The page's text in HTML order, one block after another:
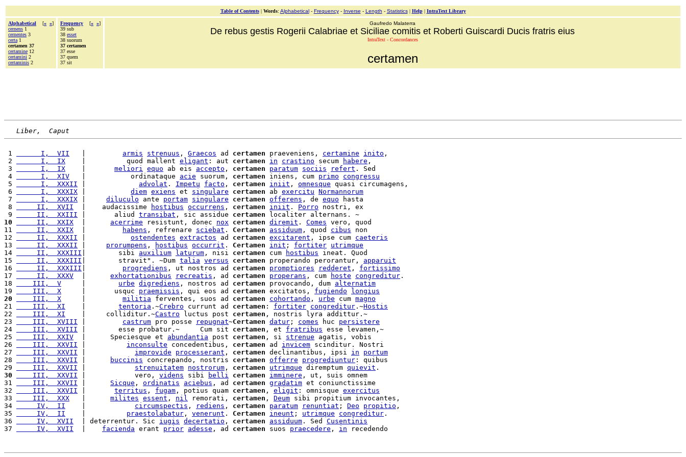
Table of Contents| Words: Alphabetical- Frequency- Inverse - Length - Statistics| Help| IntraText Library
Alphabetical [« »]
cernens 1
cernentes 3
certa 1
certamen 37
certamine 12
certamini 2
certaminis 2
Frequency [« »]
39 sub
38 esset
38 suorum
37 certamen
37 esse
37 quem
37 sit
Gaufredo Malaterra
De rebus gestis Rogerii Calabriae et Siciliae comitis et Roberti Guiscardi Ducis fratris eius
IntraText - Concordances
certamen
Liber,  Caput
1
      I,  VII
armis strenuus , Graecos ad certamen praeveniens, certamine inito ,
2
      I,  IX
    |          quod mallent
eligant : aut certamen in crastino secum habere ,
3
      I,  IX
meliori equo ab eis accepto , certamen paratum sociis refert . Sed
4
      I,  XIV
   |           ordinataque
acie suorum, certamen iniens, cum primo
congressu
5
      I,  XXXII
advolat . Impetu facto , certamen iniit , omnesque quasi circumagens,
6
      I,  XXXIX
diem exiens et singulare certamen ab exercitu Normannorum
7
      I,  XXXIX
diluculo ante portam singulare certamen offerens , de equo hasta
8
     II,  XVII
  |    audacissime
hostibus occurrens , certamen iniit . Porro nostri, ex
9
     II,  XXIII
|       aliud transibat , sic assidue certamen
10
     II,  XXIX
acerrime resistunt, donec nox certamen diremit . Comes vero, quod
11
     II,  XXIX
habens , refrenare sciebat . Certamen assiduum , quod cibus non
12
     II,  XXXII
ostendentes extractos ad certamen excitarent , ipse cum caeteris
13
     II,  XXXII
prorumpens , hostibus occurrit . Certamen init ; fortiter utrimque
14
     II,  XXXIII
|        sibi auxilium laturum , nisi certamen cum hostibus ineat. Quod
15
     II,  XXXIII
|        stravit". ~Dum talia versus certamen properando perorantur, apparuit
16
     II,  XXXIII
progrediens , ut nostros ad certamen promptiores redderet , fortissimo
17
     II,  XXXV
exhortationibus recreatis , ad certamen properans , cum hoste congreditur .
18
    III,  V
urbe digrediens , nostros ad certamen provocando, dum alternatim
19
    III,  X
     |       usquc
praemissis , qui eos ad certamen excitatos, fugiendo
longius
20
    III,  X
militia ferventes, suos ad certamen cohortando , urbe cum magno
21
    III,  XI
tentoria .~Crebro currunt ad certamen : fortiter congreditur .~Hostis
22
    III,  XI
    |     colliditur.~
Castro luctus post certamen , nostris lyra addittur.~
23
    III,  XVIII
castrum pro posse repugnat~Certamen datur ; comes huc persistere
24
    III,  XVIII
|        esse probatur.~     Cum sit certamen , et fratribus esse levamen,~
25
    III,  XXIV
  |      Speciesque et
abundantia post certamen , si strenue agatis, vobis
26
    III,  XXVII
inconsulte concedentibus, certamen ad invicem scinditur. Nostri
27
    III,  XXVII
improvide processerant , certamen declinantibus, ipsi in
portum
28
    III,  XXVII
buccinis concrepando, nostris certamen offerre progrediuntur : quibus
29
    III,  XXVII
strenuitatem nostrorum , certamen utrimque diremptum quievit
30
    III,  XXVII
|            vero, videns sibi belli certamen imminere , ut, suis omnem
31
    III,  XXVII
Sicque , ordinatis aciebus , ad certamen gradatim et coniunctissime
32
    III,  XXVII
territus , fugam , potius quam certamen , eligit : omnisque exercitus
33
    III,  XXX
milites essent , nil remorati, certamen , Deum sibi propitium invocantes,
34
     IV,  II
circumspectis , rediens , certamen paratum renuntiat ; Deo propitio ,
35
     IV,  II
praestolabatur , venerunt . Certamen ineunt ; utrimque congreditur .
36
     IV,  XVII
  | deterrentur. Sic
iugis decertatio , certamen assiduum . Sed Cusentinis
37
     IV,  XVII
facienda erant prior adesse , ad certamen suos praecedere , in